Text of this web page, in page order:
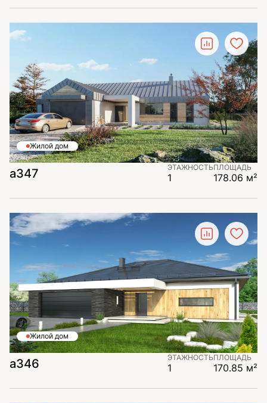
Жилой дом
а347 ЭТАЖНОСТЬ
1
ПЛОЩАДЬ
178.06 м²
Жилой дом
а346 ЭТАЖНОСТЬ
1
ПЛОЩАДЬ
170.85 м²